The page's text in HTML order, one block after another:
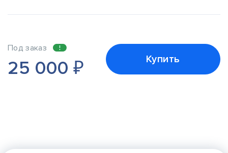
Под заказ
25 000₽ Купить